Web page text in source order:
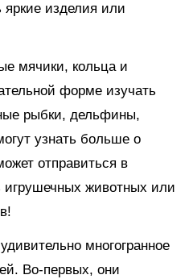
яркие изделия или
мячики, кольца и
форме изучать
рыбки, дельфины,
узнать больше о
отправиться в
игрушечных животных или
многогранное
Во-первых, они